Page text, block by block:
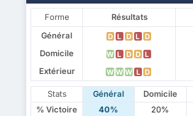
Forme Résultats
Général
D L D L D
Domicile
W L D D L
Extérieur
W W W L D
Stats Général Domicile
% Victoire
40% 20%